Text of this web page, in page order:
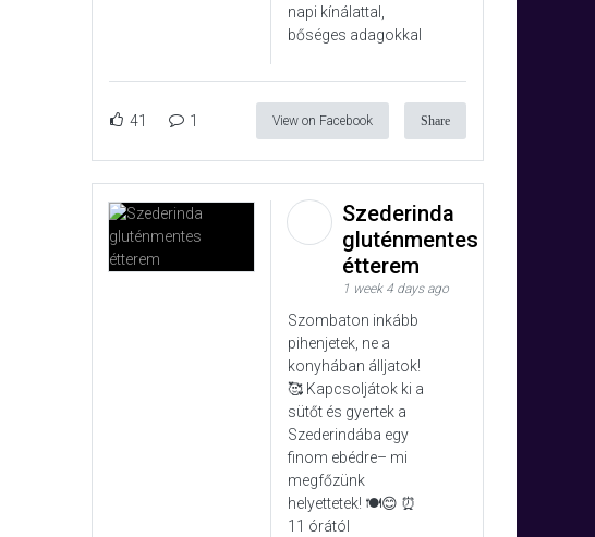
napi kínálattal,
bőséges adagokkal
41 1 View on Facebook Share
Szederinda
gluténmentes
étterem
1 week 4 days ago
Szombaton inkább
pihenjetek, ne a
konyhában álljatok!
🥰 Kapcsoljátok ki a
sütőt és gyertek a
Szederindába egy
finom ebédre– mi
megfőzünk
helyettetek! 🍽️😊 ⏰
11 órától